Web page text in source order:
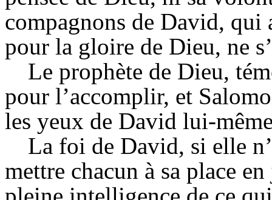
compagnons de David,
pour la gloire de Dieu, ne
Le prophète de Dieu,
pour l’accomplir, et
les yeux de David lui-
La foi de David, si elle
mettre chacun à sa place